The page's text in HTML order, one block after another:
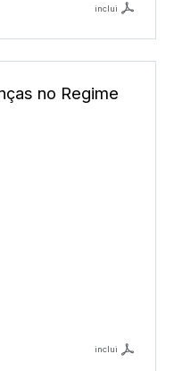
inclui
no Regime
inclui